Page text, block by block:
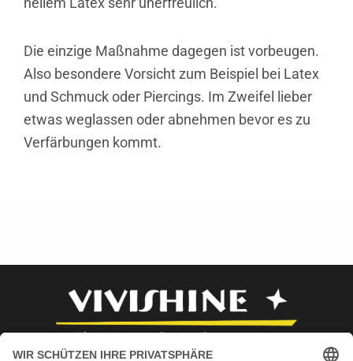
Die einzige Maßnahme dagegen ist vorbeugen.
Also besondere Vorsicht zum Beispiel bei Latex
und Schmuck oder Piercings. Im Zweifel lieber
etwas weglassen oder abnehmen bevor es zu
Verfärbungen kommt.